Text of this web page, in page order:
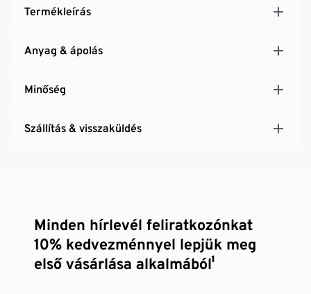
Termékleírás
Anyag & ápolás
Minőség
Szállítás & visszaküldés
Minden hírlevél feliratkozónkat
10% kedvezménnyel lepjük meg
első vásárlása alkalmából¹